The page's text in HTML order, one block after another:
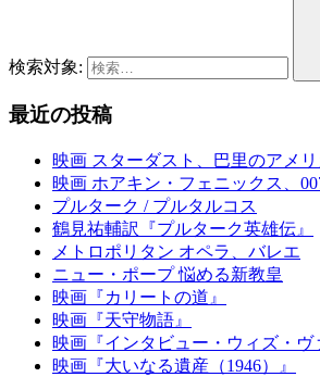
検索対象:
最近の投稿
映画 スターダスト、巴里のアメ
映画 ホアキン・フェニックス、
プルターク / プルタルコス
鶴見祐輔訳『プルターク英雄伝』
メトロポリタン オペラ、バレエ
ニュー・ポープ 悩める新教皇
映画『カリートの道』
映画『天守物語』
映画『インタビュー・ウィズ・ヴ
映画『大いなる遺産（1946）』